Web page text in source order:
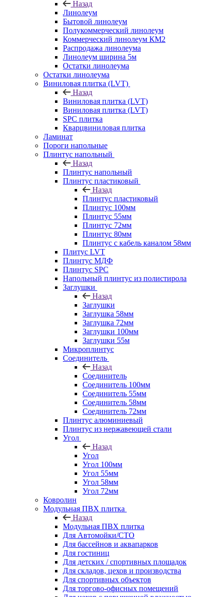
Назад
Линолеум
Бытовой линолеум
Полукоммерческий линолеум
Коммерческий линолеум КМ2
Распродажа линолеума
Линолеум ширина 5м
Остатки линолеума
Остатки линолеума
Виниловая плитка (LVT)
Назад
Виниловая плитка (LVT)
Виниловая плитка (LVT)
SPC плитка
Кварцвиниловая плитка
Ламинат
Пороги напольные
Плинтус напольный
Назад
Плинтус напольный
Плинтус пластиковый
Назад
Плинтус пластиковый
Плинтус 100мм
Плинтус 55мм
Плинтус 72мм
Плинтус 80мм
Плинтус с кабель каналом 58мм
Плитус LVT
Плинтус МДФ
Плинтус SPC
Напольный плинтус из полистирола
Заглушки
Назад
Заглушки
Заглушка 58мм
Заглушка 72мм
Заглушки 100мм
Заглушки 55м
Микроплинтус
Соединитель
Назад
Соединитель
Соединитель 100мм
Соединитель 55мм
Соединитель 58мм
Соединитель 72мм
Плинтус алюминиевый
Плинтус из нержавеющей стали
Угол
Назад
Угол
Угол 100мм
Угол 55мм
Угол 58мм
Угол 72мм
Ковролин
Модульная ПВХ плитка
Назад
Модульная ПВХ плитка
Для Автомойки/СТО
Для бассейнов и аквапарков
Для гостиниц
Для детских / спортивных площадок
Для складов, цехов и производства
Для спортивных объектов
Для торгово-офисных помещений